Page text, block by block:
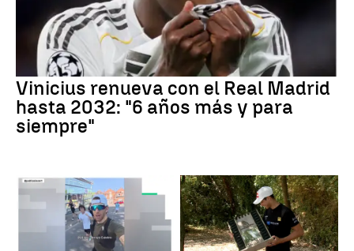
Vinicius renueva con el Real Madrid
hasta 2032: "6 años más y para
siempre"